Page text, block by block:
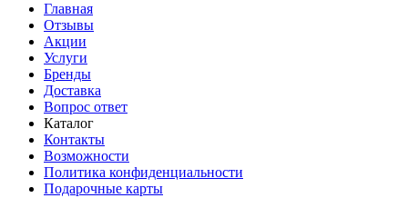
Главная
Отзывы
Акции
Услуги
Бренды
Доставка
Вопрос ответ
Каталог
Контакты
Возможности
Политика конфиденциальности
Подарочные карты